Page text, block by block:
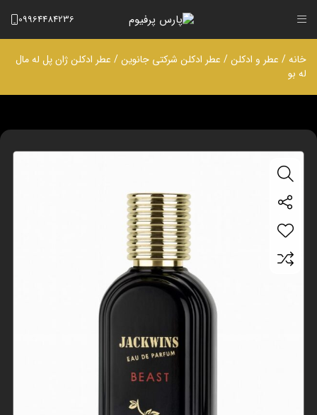
09964484236
خانه/ عطر و ادکلن/ عطر ادکلن شرکتی جانوین/ عطر ادکلن ژان پل له مال
له بو